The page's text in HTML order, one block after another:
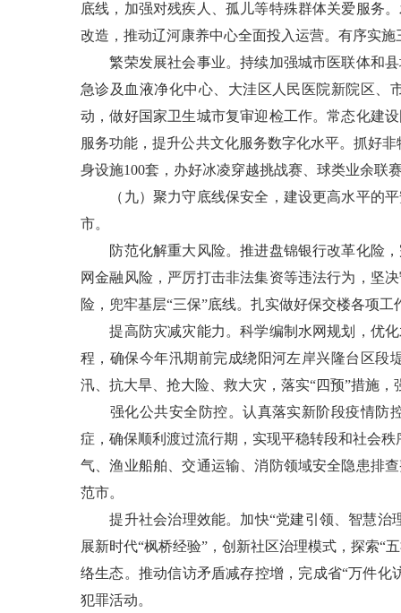
底线，加强对残疾人、孤儿等特殊群体关爱服务
改造，推动辽河康养中心全面投入运营。有序实
繁荣发展社会事业。持续加强城市医联体和县
急诊及血液净化中心、大洼区人民医院新院区、
动，做好国家卫生城市复审迎检工作。常态化建
服务功能，提升公共文化服务数字化水平。抓好
身设施100套，办好冰凌穿越挑战赛、球类业余联
（九）聚力守底线保安全，建设更高水平的平
市。
防范化解重大风险。推进盘锦银行改革化险，
网金融风险，严厉打击非法集资等违法行为，坚
险，兜牢基层“三保”底线。扎实做好保交楼各项
提高防灾减灾能力。科学编制水网规划，优化
程，确保今年汛期前完成绕阳河左岸兴隆台区段
汛、抗大旱、抢大险、救大灾，落实“四预”措施
强化公共安全防控。认真落实新阶段疫情防控
症，确保顺利渡过流行期，实现平稳转段和社会
气、渔业船舶、交通运输、消防领域安全隐患排
范市。
提升社会治理效能。加快“党建引领、智慧治
展新时代“枫桥经验”，创新社区治理模式，探索“
络生态。推动信访矛盾减存控增，完成省“万件
犯罪活动。